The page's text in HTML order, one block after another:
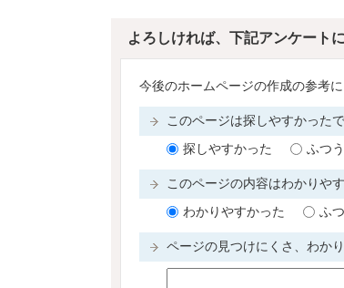
よろしければ、下記アンケート
今後のホームページの作成の参考に
このページは探しやすかった
探しやすかった ふつう
このページの内容はわかりや
わかりやすかった ふ
ページの見つけにくさ、わか